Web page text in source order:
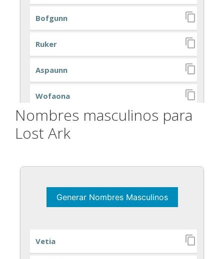
Nombres masculinos para
Lost Ark